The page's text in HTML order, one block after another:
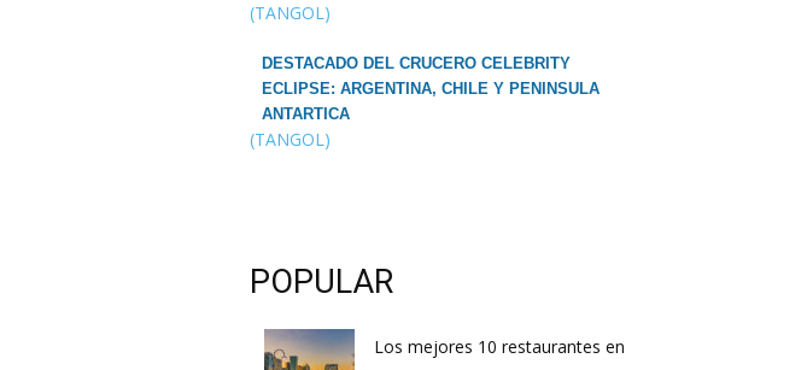
(TANGOL)
DESTACADO DEL CRUCERO CELEBRITY
ECLIPSE: ARGENTINA, CHILE Y PENINSULA
ANTARTICA
(TANGOL)
POPULAR
Los mejores 10 restaurantes en